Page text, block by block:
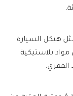
هيكل السيارة
بلاستيكية
الفقري.